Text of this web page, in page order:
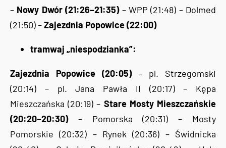
– Nowy Dwór (21:26–21:35)– WPP (21:48) – Dolmed
(21:50) –Zajezdnia Popowice (22:00)
tramwaj „niespodzianka”:
Zajezdnia Popowice (20:05)– pl. Strzegomski
(20:14) – pl. Jana Pawła II (20:17) – Kępa
Mieszczańska (20:19) – Stare Mosty Mieszczańskie
(20:20–20:30)– Pomorska (20:31) – Mosty
Pomorskie (20:32) – Rynek (20:36) – Świdnicka